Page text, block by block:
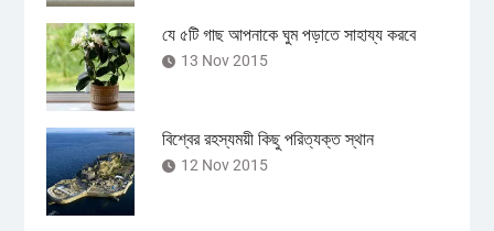
যে ৫টি গাছ আপনাকে ঘুম পড়াতে সাহায্য করবে
13 Nov 2015
বিশ্বের রহস্যময়ী কিছু পরিত্যক্ত স্থান
12 Nov 2015